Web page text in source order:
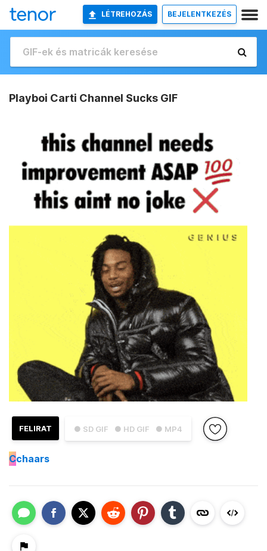
LÉTREHOZÁS BEJELENTKEZÉS
Playboi Carti Channel Sucks GIF
● SD GIF ● HD GIF ● MP4
FELIRAT
Cchaars